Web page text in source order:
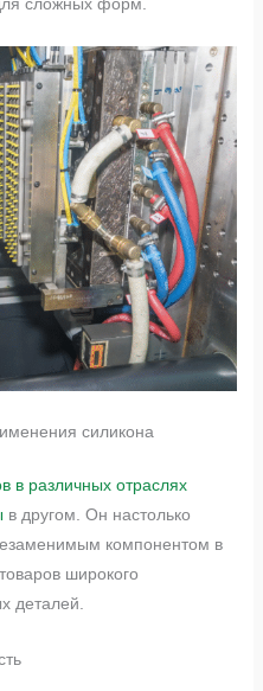
сложных форм.
силикона
в различных отраслях
в другом. Он настолько
компонентом в
широкого
деталей.